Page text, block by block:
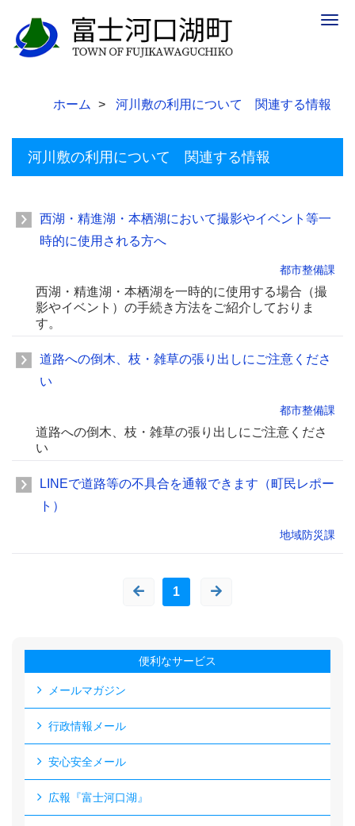
ホーム 河川敷の利用について 関連する情報
河川敷の利用について 関連する情報
西湖・精進湖・本栖湖において撮影やイベント等一
時的に使用される方へ
都市整備課
西湖・精進湖・本栖湖を一時的に使用する場合（撮
影やイベント）の手続き方法をご紹介しておりま
す。
道路への倒木、枝・雑草の張り出しにご注意くださ
い
都市整備課
道路への倒木、枝・雑草の張り出しにご注意くださ
い
LINEで道路等の不具合を通報できます（町民レポー
ト）
地域防災課
1
便利なサービス
メールマガジン
行政情報メール
安心安全メール
広報『富士河口湖』